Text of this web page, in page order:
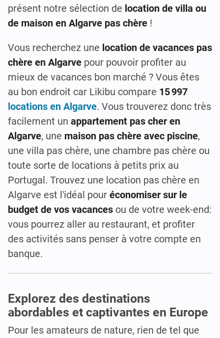
présent notre sélection de location de villa ou
de maison en Algarve pas chère !
Vous recherchez une location de vacances pas
chère en Algarve pour pouvoir profiter au
mieux de vacances bon marché ? Vous êtes
au bon endroit car Likibu compare 15 997
locations en Algarve. Vous trouverez donc très
facilement un appartement pas cher en
Algarve, une maison pas chère avec piscine,
une villa pas chère, une chambre pas chère ou
toute sorte de locations à petits prix au
Portugal. Trouvez une location pas chère en
Algarve est l'idéal pour économiser sur le
budget de vos vacances ou de votre week-end:
vous pourrez aller au restaurant, et profiter
des activités sans penser à votre compte en
banque.
Explorez des destinations
abordables et captivantes en Europe
Pour les amateurs de nature, rien de tel que